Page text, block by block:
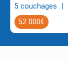
5 couchages
52 000€